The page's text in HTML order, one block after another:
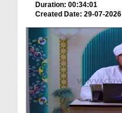
Duration: 00:34:01
Created Date: 29-07-2026